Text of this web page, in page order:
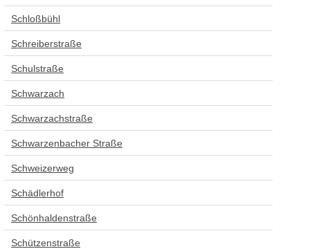
Schloßbühl
Schreiberstraße
Schulstraße
Schwarzach
Schwarzachstraße
Schwarzenbacher Straße
Schweizerweg
Schädlerhof
Schönhaldenstraße
Schützenstraße